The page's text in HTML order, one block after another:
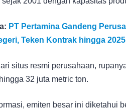
PT Pertamina Gandeng
Teken Kontrak hingga
situs resmi perusahaan,
32 juta metric ton.
emiten besar ini diketahui